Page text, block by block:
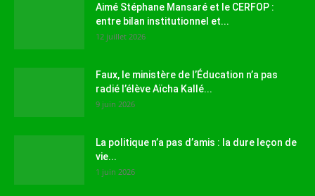
Aimé Stéphane Mansaré et le CERFOP :
entre bilan institutionnel et...
12 juillet 2026
Faux, le ministère de l’Éducation n’a pas
radié l’élève Aïcha Kallé...
9 juin 2026
La politique n’a pas d’amis : la dure leçon de
vie...
1 juin 2026